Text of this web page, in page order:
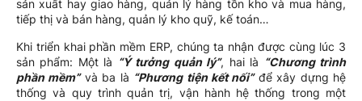
sản xuất hay giao hàng, quản lý hàng tồn kho và mua hàng,
tiếp thị và bán hàng, quản lý kho quỹ, kế toán…
Khi triển khai phần mềm ERP, chúng ta nhận được cùng lúc 3
sản phẩm: Một là “Ý tưởng quản lý”, hai là “Chương trình
phần mềm”và ba là “Phương tiện kết nối”để xây dựng hệ
thống và quy trình quản trị, vận hành hệ thống trong một